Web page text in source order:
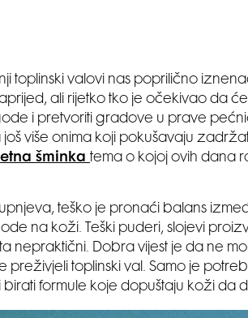
toplinski valovi nas poprilično
ali rijetko tko je očekivao da
i pretvoriti gradove u prave
još više onima koji pokušavaju
šminka tema o kojoj ovih dana
teško je pronaći balans
na koži. Teški puderi, slojevi
nepraktični. Dobra vijest je da ne
preživjeli toplinski val. Samo je
formule koje dopuštaju koži da